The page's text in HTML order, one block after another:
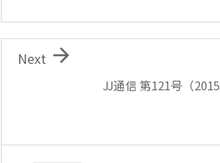
JJ通信 第121号（

Next